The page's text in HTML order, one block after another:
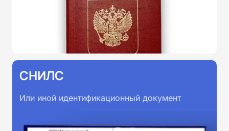
СНИЛС
Или иной идентификационный документ